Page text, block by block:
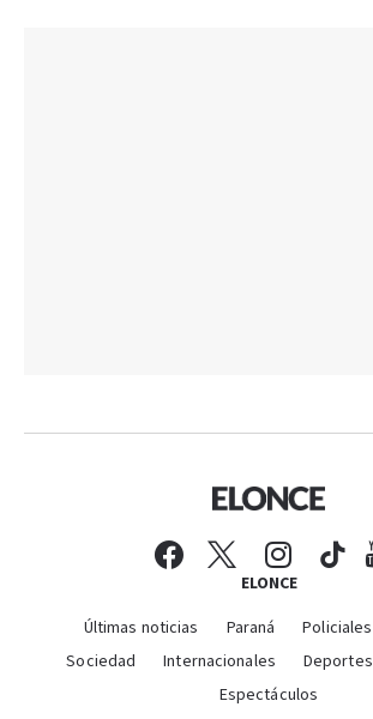
ELONCE
Últimas noticias Paraná Policiales
Sociedad
Internacionales Deportes
Espectáculos